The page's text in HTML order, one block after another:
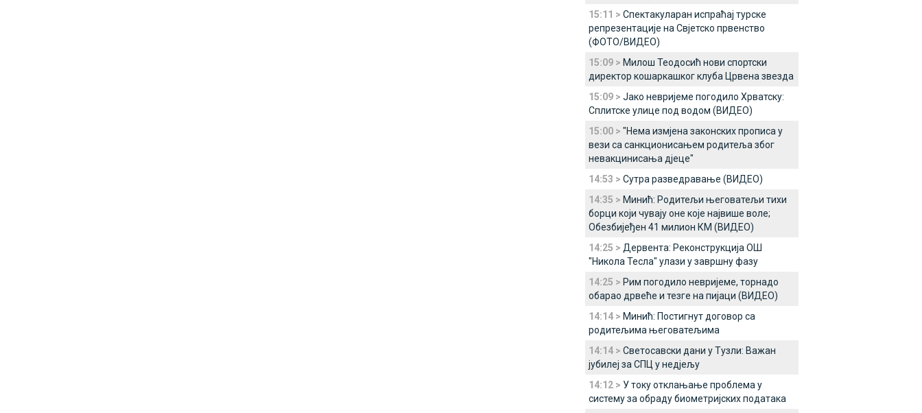
15:11 > Спектакуларан испраћај турске
репрезентације на Свјетско првенство
(ФОТО/ВИДЕО)
15:09 > Милош Теодосић нови спортски
директор кошаркашког клуба Црвена звезда
15:09 > Јако невријеме погодило Хрватску:
Сплитске улице под водом (ВИДЕО)
15:00 > "Нема измјена законских прописа у
вези са санкционисањем родитеља због
невакцинисања дјеце"
14:53 > Сутра разведравање (ВИДЕО)
14:35 > Минић: Родитељи његоватељи тихи
борци који чувају оне које највише воле;
Обезбијеђен 41 милион КМ (ВИДЕО)
14:25 > Дервента: Реконструкција ОШ
"Никола Тесла" улази у завршну фазу
14:25 > Рим погодило невријеме, торнадо
обарао дрвеће и тезге на пијаци (ВИДЕО)
14:14 > Минић: Постигнут договор са
родитељима његоватељима
14:14 > Светосавски дани у Тузли: Важан
јубилеј за СПЦ у недјељу
14:12 > У току отклањање проблема у
систему за обраду биометријских података